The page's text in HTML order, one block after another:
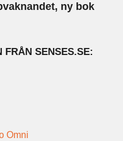
ny bok
FRÅN SENSES.SE:
Omni